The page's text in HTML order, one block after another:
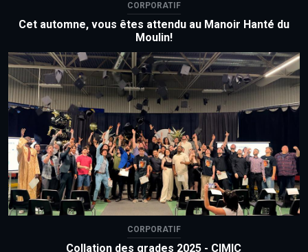
CORPORATIF
Cet automne, vous êtes attendu au Manoir Hanté du
Moulin!
CORPORATIF
Collation des grades 2025 - CIMIC